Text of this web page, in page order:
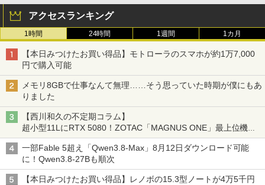
￥1,117
by Amazon 炭酸水 ラベルレス 500ml ×24本
art Basic)
コカ・コーラ やかんの麦茶 from 爽健美茶 ラ
ベルレス 650mlPET×24本
￥594
HUNTER×HUNTER モノクロ版 39 (ジャンプ
コミックスDIGITAL)
￥572
スーパーの裏でヤニ吸うふたり 9巻 (デジタル
版ビッグガンガンコミックス)
￥810
パナソ ニック ノートパソコン Let's not
e CF-SV8 軽量化 12.1インチWUXGA(19
20×1200) ノートPC 第8世代Core i5-836
5U 1.90GHz メモリ8GB SSD WEBカメ
2019 搭載・送料無料
￥25,800
【★最大100%ポイント】Lenovo Think
Pad X280/第8世代 Core i5/メモリ:8GB/
SSD:256GB/512GB/1TB/12.5型/Webカ
メラ/WIFI/Bluetooth/HDMI/USB Type-
C/中古 パソコン 中古PC 中古ノートパソ
コン Windows11
3070 SFF 中古デスクトップCore i5 Win
11 Pro 64bit Dell Optiplex 3070 SFF 中
古デスクトップCore i5 Win11 Pro 64bit
￥24,500
3
【中古・Aランク】富士通 ESPRIMO D5
e i5 9500 メモリ8GB 高速SSD256GB W
indows11 Pro Office 2019搭載 WiFi 無
線LAN DVD ドライブ 4K対応 省スペース
中古PC 整備済み品 90日保証 送料無料
￥28,800
トカット ノングレア ディスプレイ HDMI
144hz pcモニター Adaptive-Sync ブラ
ック MAXZEN MJM24IC01 MJM24IC02-
F144 マクスゼン
￥10,980
ィスプレイ 液晶ディスプレイ モニター/1
366x768/95°視野/HDMI VGA AV BNC U
SB ポート/VESAマウント/スピーカー内
蔵/リモコン
￥12,149
3 歴史地理学事典 [ 歴史地理学会 ]
￥26,400
4
はじめての世界名作えほん あかいえほ
んのおうち（1～40巻） （0） [ 中脇 初
枝 ]
￥26,400
アクセスランキング
1時間 24時間 1週間 1カ月
【本日みつけたお買い得品】モトローラのスマホが約1万7,000
円で購入可能
メモリ8GBで仕事なんて無理……そう思っていた時期が僕にもあ
りました
【西川和久の不定期コラム】
超小型11LにRTX 5080！ZOTAC「MAGNUS ONE」最上位機の
実力を探る
一部Fable 5超え「Qwen3.8-Max」8月12日ダウンロード可能
に！Qwen3.8-27Bも順次
【本日みつけたお買い得品】レノボの15.3型ノートが4万5千円